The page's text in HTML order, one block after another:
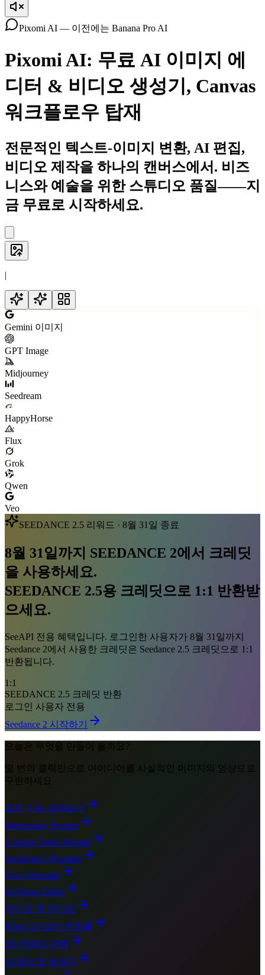
Pixomi AI — 이전에는 Banana Pro AI
Pixomi AI: 무료 AI 이미지 에
디터 & 비디오 생성기, Canvas
워크플로우 탑재
전문적인 텍스트-이미지 변환, AI 편집,
비디오 제작을 하나의 캔버스에서. 비즈
니스와 예술을 위한 스튜디오 품질——지
금 무료로 시작하세요.
|
Gemini 이미지
GPT Image
Midjourney
Seedream
HappyHorse
Flux
Grok
Qwen
Veo
SEEDANCE 2.5 리워드 · 8월 31일 종료
8월 31일까지 SEEDANCE 2에서 크레딧
을 사용하세요.
SEEDANCE 2.5용 크레딧으로 1:1 반환받
으세요.
SeeAPI 전용 혜택입니다. 로그인한 사용자가 8월 31일까지
Seedance 2에서 사용한 크레딧은 Seedance 2.5 크레딧으로 1:1
반환됩니다.
1:1
SEEDANCE 2.5 크레딧 반환
로그인 사용자 전용
Seedance 2 시작하기
오늘은 무엇을 만들어 볼까요?
몇 번의 클릭만으로 아이디어를 사실적인 이미지와 영상으로
구현하세요
모든 기능 살펴보기
Midjourney Prompt
Z Image Turbo Prompt
Seedream 5 Prompts
Veo 3 Prompts
AI Photo Editor
비디오 투 비디오
Kling 3.0 모션 컨트롤
3D 카메라 변환
AI 립싱크 생성기